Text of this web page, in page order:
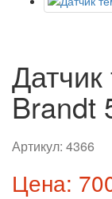
Brandt
Артикул: 4366
Цена: